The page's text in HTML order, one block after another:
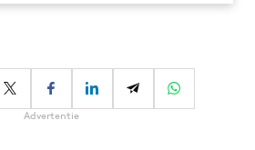
Advertentie